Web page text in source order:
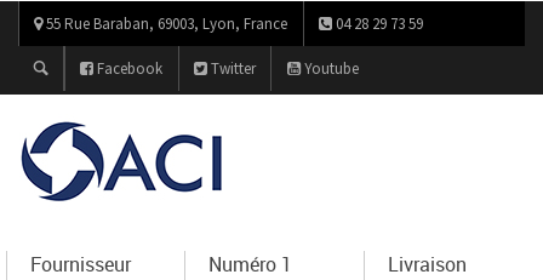
55 Rue Baraban, 69003, Lyon, France 04 28 29 73 59
Facebook Twitter Youtube
Fournisseur
Numéro 1 Livraison